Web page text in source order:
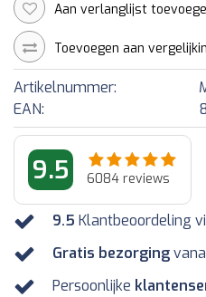
Aan verlanglijst
Toevoegen aan
Artikelnummer:
EAN:
9.5 6084 reviews
9.5 Klantbeoordeling
Gratis bezorging
Persoonlijke